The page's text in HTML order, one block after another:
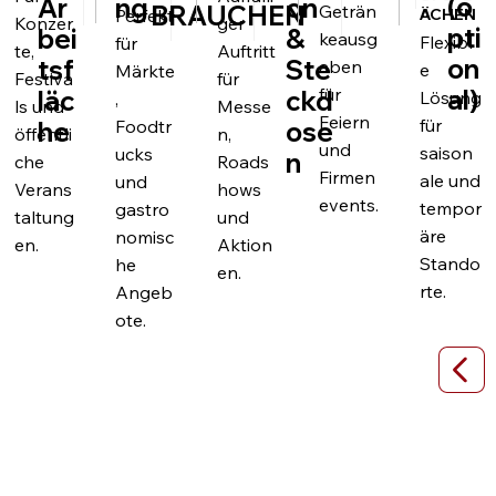
(o
pti
on
al)
Ar
bei
tsf
läc
he
ng
on
&
Ste
ckd
ose
n
BRAUCHEN
ÄCHEN
Flexibl
e
Lösung
für
saison
ale und
tempor
äre
Stando
rte.
Geträn
keausg
aben
für
Feiern
und
Firmen
events.
ger
Auftritt
für
Messe
n,
Roads
hows
und
Aktion
en.
Perfekt
für
Märkte
,
Foodtr
ucks
und
gastro
nomisc
he
Angeb
ote.
Konzer
te,
Festiva
ls und
öffentli
che
Verans
taltung
en.